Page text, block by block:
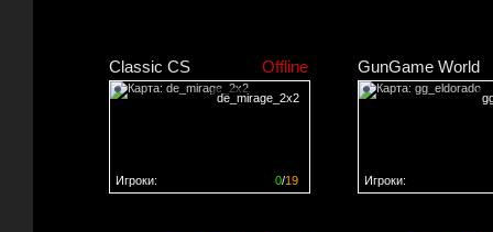
Classic CS Offline
de_mirage_2x2
0/19
Игроки:
GunGame World
Игроки: